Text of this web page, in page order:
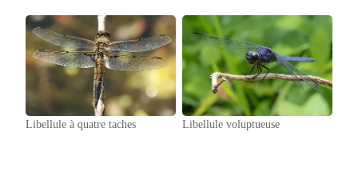
Libellule à quatre taches Libellule voluptueuse